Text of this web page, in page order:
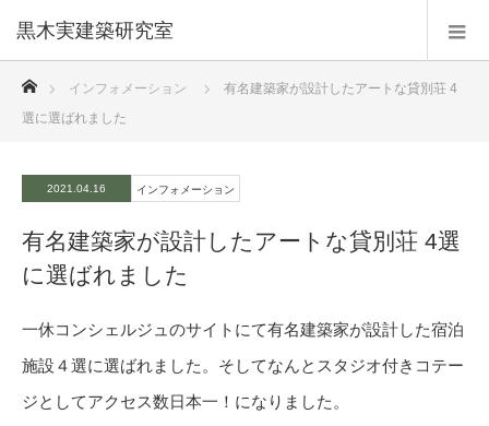
黒木実建築研究室
インフォメーション
有名建築家が設計したアートな貸別荘 4
選に選ばれました
2021.04.16 インフォメーション
有名建築家が設計したアートな貸別荘 4選
に選ばれました
一休コンシェルジュのサイトにて有名建築家が設計した宿泊
施設４選に選ばれました。そしてなんとスタジオ付きコテー
ジとしてアクセス数日本一！になりました。